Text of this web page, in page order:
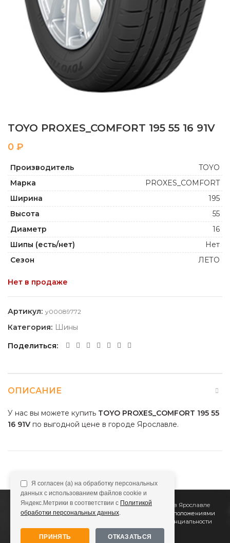
TOYO PROXES_COMFORT 195 55 16 91V
₽
Производитель
TOYO
Марка
PROXES_COMFORT
Ширина
195
Высота
55
Диаметр
16
Шипы (есть/нет)
Нет
Сезон
ЛЕТО
Нет в продаже
Артикул: y00089772
Категория: Шины
Поделиться
ОПИСАНИЕ
У нас вы можете купить TOYO PROXES_COMFORT 195 55
16 91V по выгодной цене в городе Ярославле.
2011Все Колёса Интернет-магазин шин и дисков в Ярославле
Сайт не является публичной офертой, определяемой положениями
Политике конфиденциальности
Я согласен (а) на обработку персональных
данных с использованием файлов cookie и
Яндекс.Метрики в соответствии с Политикой
обработки персональных данных.
ПРИНЯТЬ ОТКАЗАТЬСЯ